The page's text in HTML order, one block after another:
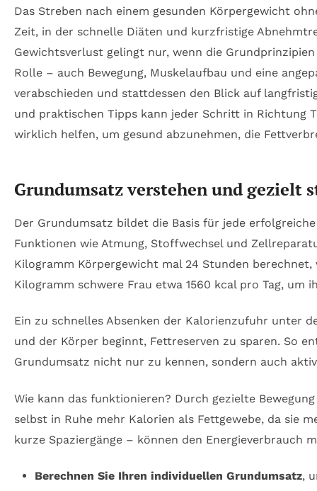
Das Streben nach einem gesunden Körpergewicht
Zeit, in der schnelle Diäten und kurzfristige
Gewichtsverlust gelingt nur, wenn die
Rolle – auch Bewegung, Muskelaufbau und eine
verabschieden und stattdessen den Blick auf
und praktischen Tipps kann jeder Schritt in Richtung
wirklich helfen, um gesund abzunehmen, die
Grundumsatz verstehen und gezielt
Der Grundumsatz bildet die Basis für jede
Funktionen wie Atmung, Stoffwechsel und
Kilogramm Körpergewicht mal 24 Stunden
Kilogramm schwere Frau etwa 1560 kcal pro Tag, um
Ein zu schnelles Absenken der Kalorienzufuhr unter
und der Körper beginnt, Fettreserven zu sparen. So
Grundumsatz nicht nur zu kennen, sondern auch
Wie kann das funktionieren? Durch gezielte
selbst in Ruhe mehr Kalorien als Fettgewebe, da sie
kurze Spaziergänge – können den Energieverbrauch
Berechnen Sie Ihren individuellen Grundumsatz,